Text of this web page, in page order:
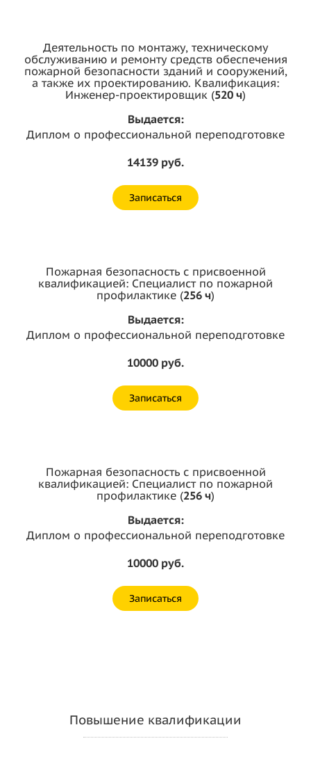
Деятельность по монтажу, техническому
обслуживанию и ремонту средств обеспечения
пожарной безопасности зданий и сооружений,
а также их проектированию. Квалификация:
Инженер-проектировщик (520 ч)
Выдается:
Диплом о профессиональной переподготовке
14139 руб.
Записаться
Пожарная безопасность с присвоенной
квалификацией: Специалист по пожарной
профилактике (256 ч)
Выдается:
Диплом о профессиональной переподготовке
10000 руб.
Записаться
Пожарная безопасность с присвоенной
квалификацией: Специалист по пожарной
профилактике (256 ч)
Выдается:
Диплом о профессиональной переподготовке
10000 руб.
Записаться
Повышение квалификации